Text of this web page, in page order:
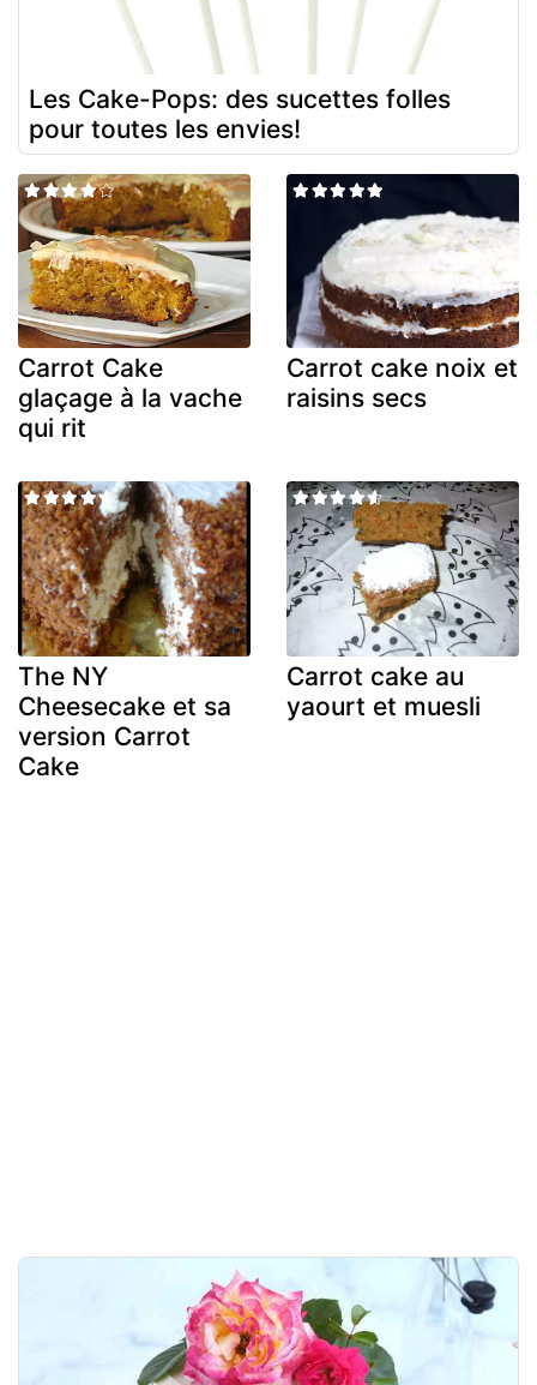
Les Cake-Pops: des sucettes folles
pour toutes les envies!
Carrot Cake
glaçage à la vache
qui rit
Carrot cake noix et
raisins secs
The NY
Cheesecake et sa
version Carrot
Cake
Carrot cake au
yaourt et muesli